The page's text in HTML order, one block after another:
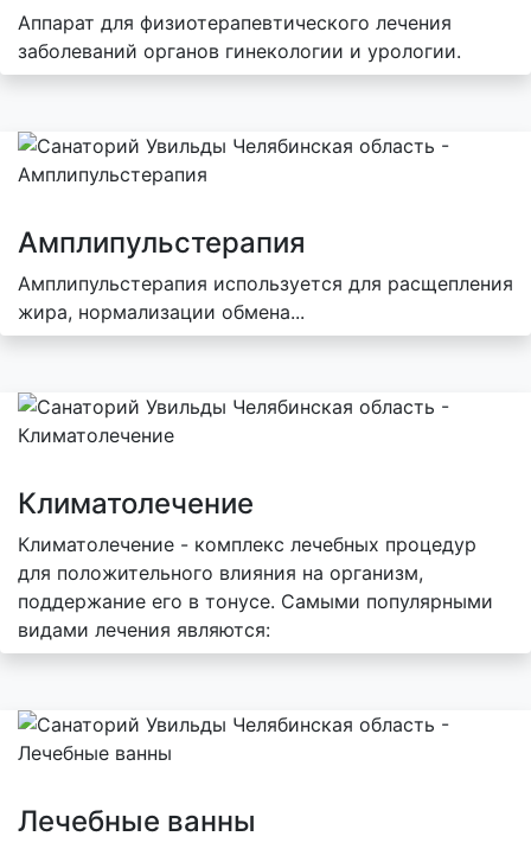
Аппарат для физиотерапевтического лечения
заболеваний органов гинекологии и урологии.
Амплипульстерапия
Амплипульстерапия используется для расщепления
жира, нормализации обмена...
Климатолечение
Климатолечение - комплекс лечебных процедур
для положительного влияния на организм,
поддержание его в тонусе. Самыми популярными
видами лечения являются:
Лечебные ванны